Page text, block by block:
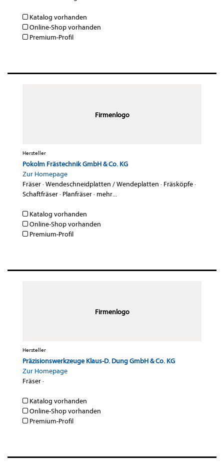
Katalog vorhanden
Online-Shop vorhanden
Premium-Profil
Firmenlogo
Hersteller
Pokolm Frästechnik GmbH & Co. KG
Zur Homepage
Fräser·Wendeschneidplatten / Wendeplatten · Fräsköpfe·
Schaftfräser· Planfräser· mehr...
Katalog vorhanden
Online-Shop vorhanden
Premium-Profil
Firmenlogo
Hersteller
Präzisionswerkzeuge Klaus-D. Dung GmbH & Co. KG
Zur Homepage
Fräser·
Katalog vorhanden
Online-Shop vorhanden
Premium-Profil